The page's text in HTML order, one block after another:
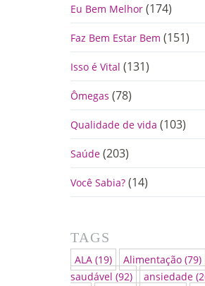
Eu Bem Melhor(174)
Faz Bem Estar Bem (151)
Isso é Vital (131)
Ômegas (78)
Qualidade de vida (103)
Saúde(203)
Você Sabia?(14)
TAGS
ALA(19) Alimentação(79)
saudável (92) ansiedade